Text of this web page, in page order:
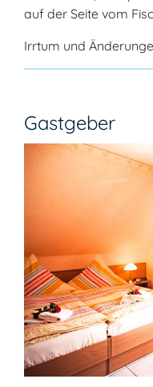
auf der Seite vom
Irrtum und
Gastgeber